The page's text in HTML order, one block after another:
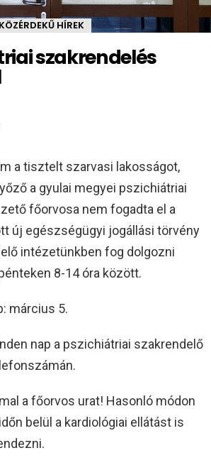
KÖZÉRDEKŰ HÍREK
szakrendelés
a tisztelt szarvasi lakosságot,
a gyulai megyei pszichiátriai
főorvosa nem fogadta el a
új egészségügyi jogállási törvény
intézetünkben fog dolgozni
8-14 óra között.
március 5.
nap a pszichiátriai szakrendelő
a főorvos urat! Hasonló módon
belül a kardiológiai ellátást is